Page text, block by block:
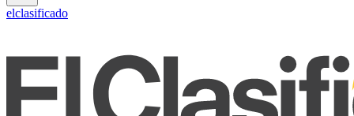
elclasificado